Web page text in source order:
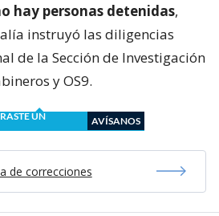
hay personas detenidas,
instruyó las diligencias
de la Sección de Investigación
y OS9.
UN
AVÍSANOS
de correcciones